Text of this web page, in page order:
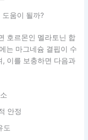
도움이 될까?
호르몬인 멜라토닌 합
는 마그네슘 결핍이 수
, 이를 보충하면 다음과
안정
도